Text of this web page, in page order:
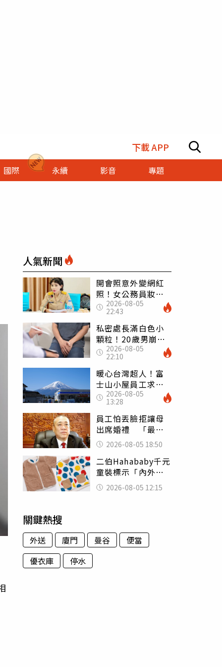
下載 APP
國際 永續 影音 專題
人氣新聞
開會照意外變網紅
照！女公務員妝容
掀2千則留言 本人
怒嗆：化妝有錯嗎
2026-08-05
22:43
私密處長滿白色小
顆粒！20歲男崩潰
求診 醫曝5大真相
別再誤會
2026-08-05
22:10
暖心台灣超人！富
士山小屋員工求助
「想活下去」 山
友狂背物資上山：
台灣真的是寶島
2026-08-05
13:28
員工怕丟臉拒讓母
出席婚禮 「最愛
發錢老闆」震怒開
除：我看不起你
2026-08-05 18:50
二伯Hahababy千元
童裝標示「內外層
皆純棉」 SGS檢
測證明：內裡100%
2026-08-05 12:15
關鍵熱搜
外送 廈門 曼谷
便當
優衣庫
停水